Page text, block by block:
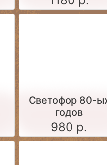
Светофор 80-
годов
980 р.